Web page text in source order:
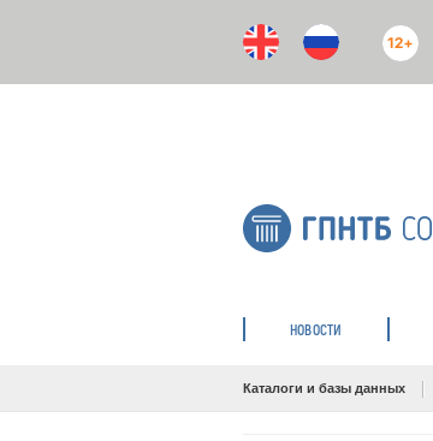
12+
НОВОСТИ
Каталоги и базы данных